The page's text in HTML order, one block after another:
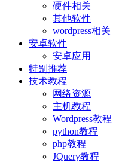
硬件相关
其他软件
wordpress相关
安卓软件
安卓应用
特别推荐
技术教程
网络资源
主机教程
Wordpress教程
python教程
php教程
JQuery教程